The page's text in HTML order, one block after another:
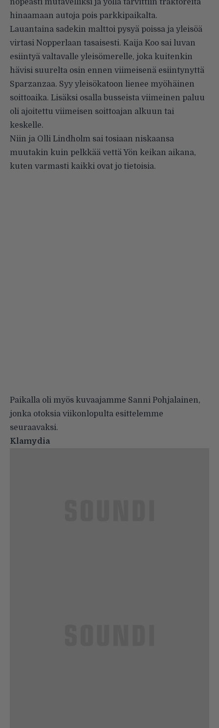
nopeasti mutavelliksi ja yöllä tarvittiin traktoreita
hinaamaan autoja pois parkkipaikalta.
Lauantaina sadekin malttoi pysyä poissa ja yleisöä
virtasi Nopperlaan tasaisesti. Kaija Koo sai luvan
esiintyä valtavalle yleisömerelle, joka kuitenkin
hävisi suurelta osin ennen viimeisenä esiintynyttä
Sparzanzaa. Syy yleisökatoon lienee myöhäinen
soittoaika. Lisäksi osalla busseista viimeinen paluu
oli ajoitettu viimeisen soittoajan alkuun tai
keskelle.
Niin ja Olli Lindholm sai tosiaan niskaansa
muutakin kuin pelkkää vettä Yön keikan aikana,
kuten varmasti kaikki ovat jo tietoisia.
Paikalla oli myös kuvaajamme Sanni Pohjalainen,
jonka otoksia viikonlopulta esittelemme
seuraavaksi.
Klamydia